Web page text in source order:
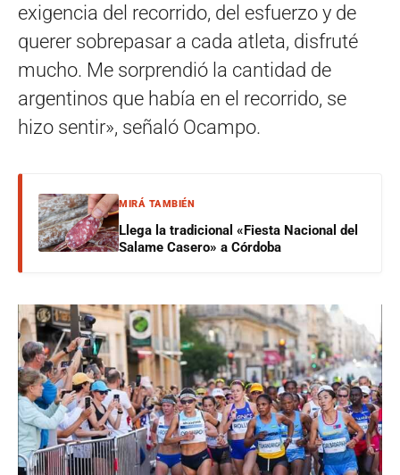
exigencia del recorrido, del esfuerzo y de
querer sobrepasar a cada atleta, disfruté
mucho. Me sorprendió la cantidad de
argentinos que había en el recorrido, se
hizo sentir», señaló Ocampo.
MIRÁ TAMBIÉN
Llega la tradicional «Fiesta Nacional del
Salame Casero» a Córdoba